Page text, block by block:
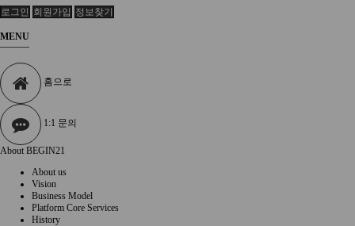
로그인 회원가입 정보찾기
MENU
홈으로
1:1 문의
About BEGIN21
About us
Vision
Business Model
Platform Core Services
History